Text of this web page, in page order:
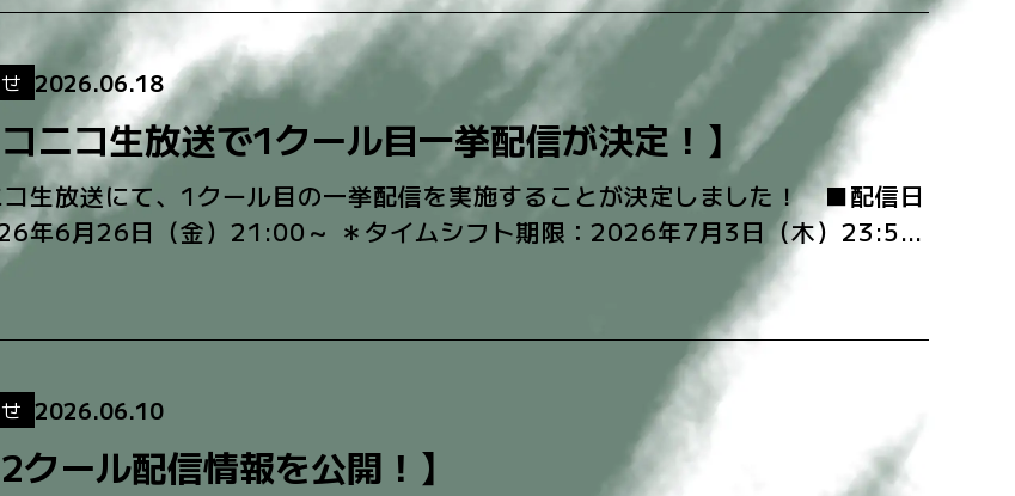
2026.06.18
コニコ生放送で1クール目一挙配信が決定！】
コ生放送にて、1クール目の一挙配信を実施することが決定しました！ ■配信日
年6月26日（金）21:00～ ＊タイムシフト期限：2026年7月3日（木）23:59
視聴URL＞ htt […]
2026.06.10
2クール配信情報を公開！】